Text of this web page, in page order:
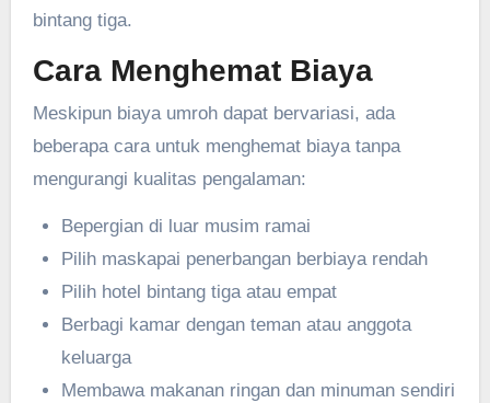
bintang tiga.
Cara Menghemat Biaya
Meskipun biaya umroh dapat bervariasi, ada
beberapa cara untuk menghemat biaya tanpa
mengurangi kualitas pengalaman:
Bepergian di luar musim ramai
Pilih maskapai penerbangan berbiaya rendah
Pilih hotel bintang tiga atau empat
Berbagi kamar dengan teman atau anggota
keluarga
Membawa makanan ringan dan minuman sendiri